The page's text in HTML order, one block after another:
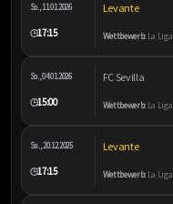
So., 11.01.2026
🕒17:15
Levante
Wettbewerb:La Liga
So., 04.01.2026
🕒15:00
FC Sevilla
Wettbewerb:La Liga
Sa., 20.12.2025
🕒17:15
Levante
Wettbewerb:La Liga